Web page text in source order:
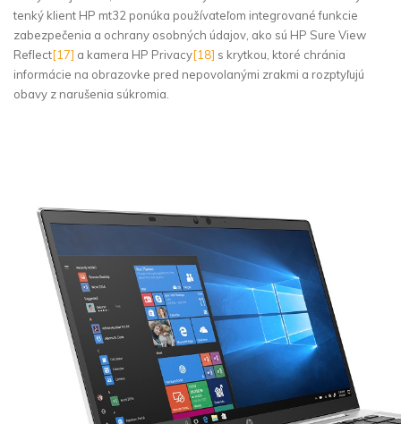
tenký klient HP mt32 ponúka používateľom integrované funkcie
zabezpečenia a ochrany osobných údajov, ako sú HP Sure View
Reflect[17] a kamera HP Privacy[18] s krytkou, ktoré chránia
informácie na obrazovke pred nepovolanými zrakmi a rozptyľujú
obavy z narušenia súkromia.